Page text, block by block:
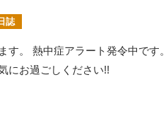
誌
す。 熱中症アラート発令中で
にお過ごしください!!